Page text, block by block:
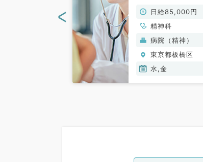
日給85,000円
精神科
病院（精神）
東京都板橋区
水,金
<